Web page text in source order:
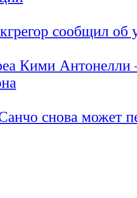
сообщил об
Кими Антонелли
снова может